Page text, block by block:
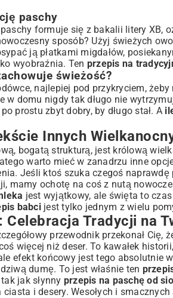
paschy
formuje się z bakalii litery XB,
sposób? Użyj świeżych
ją płatkami migdałów,
wyobraźnia. Ten przepis na
świeżość?
najlepiej pod przykryciem,
w domu nigdy tak długo nie
prostu zbyt dobry, by długo stał. A
Innych
bogatą strukturą, jest królową
warto mieć w zanadrzu inne
. Jeśli ktoś szuka czegoś
mamy ochotę na coś z nutą
jest wyjątkowy, ale święta to
babcijest tylko jednym z wielu
Celebracja Tradycji na
przewodnik przekonał Cię,
więcej niż deser. To kawałek
efekt końcowy jest tego absolutnie
dumę. To jest właśnie ten
jak słynny przepis na paschę od
ciasta i desery. Wesołych i